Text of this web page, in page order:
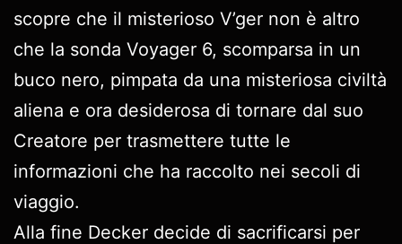
scopre che il misterioso V’ger non è altro
che la sonda Voyager 6, scomparsa in un
buco nero, pimpata da una misteriosa civiltà
aliena e ora desiderosa di tornare dal suo
Creatore per trasmettere tutte le
informazioni che ha raccolto nei secoli di
viaggio.
Alla fine Decker decide di sacrificarsi per